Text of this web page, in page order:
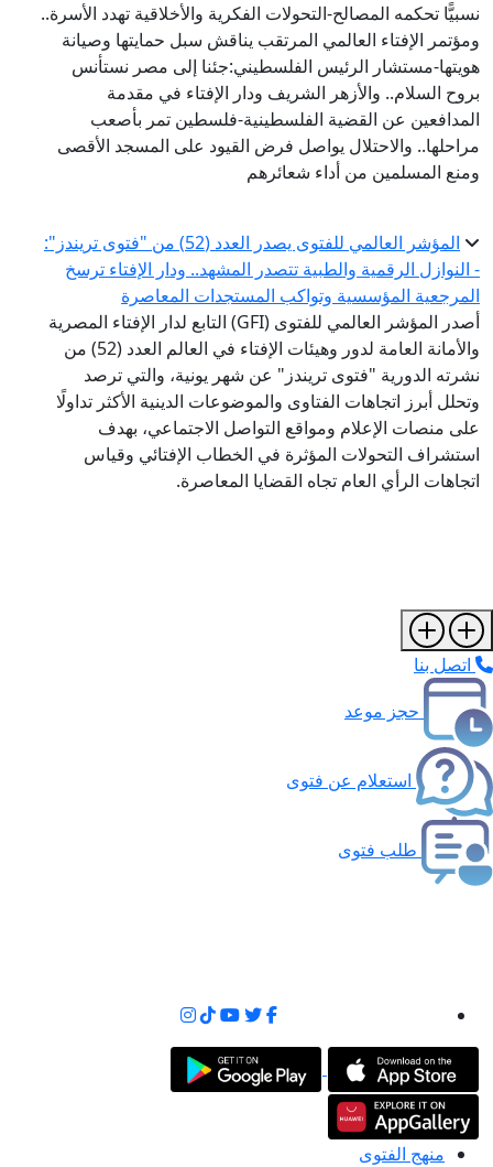
نسبيًّا تحكمه المصالح-التحولات الفكرية والأخلاقية تهدد الأسرة..
ومؤتمر الإفتاء العالمي المرتقب يناقش سبل حمايتها وصيانة
هويتها-مستشار الرئيس الفلسطيني:جئنا إلى مصر نستأنس
بروح السلام.. والأزهر الشريف ودار الإفتاء في مقدمة
المدافعين عن القضية الفلسطينية-فلسطين تمر بأصعب
مراحلها.. والاحتلال يواصل فرض القيود على المسجد الأقصى
ومنع المسلمين من أداء شعائرهم
المؤشر العالمي للفتوى يصدر العدد (52) من "فتوى تريندز":
- النوازل الرقمية والطبية تتصدر المشهد.. ودار الإفتاء ترسخ
المرجعية المؤسسية وتواكب المستجدات المعاصرة
أصدر المؤشر العالمي للفتوى (GFI) التابع لدار الإفتاء المصرية
والأمانة العامة لدور وهيئات الإفتاء في العالم العدد (52) من
نشرته الدورية "فتوى تريندز" عن شهر يونية، والتي ترصد
وتحلل أبرز اتجاهات الفتاوى والموضوعات الدينية الأكثر تداولًا
على منصات الإعلام ومواقع التواصل الاجتماعي، بهدف
استشراف التحولات المؤثرة في الخطاب الإفتائي وقياس
اتجاهات الرأي العام تجاه القضايا المعاصرة.
اتصل بنا
حجز موعد
استعلام عن فتوى
طلب فتوى
منهج الفتوى